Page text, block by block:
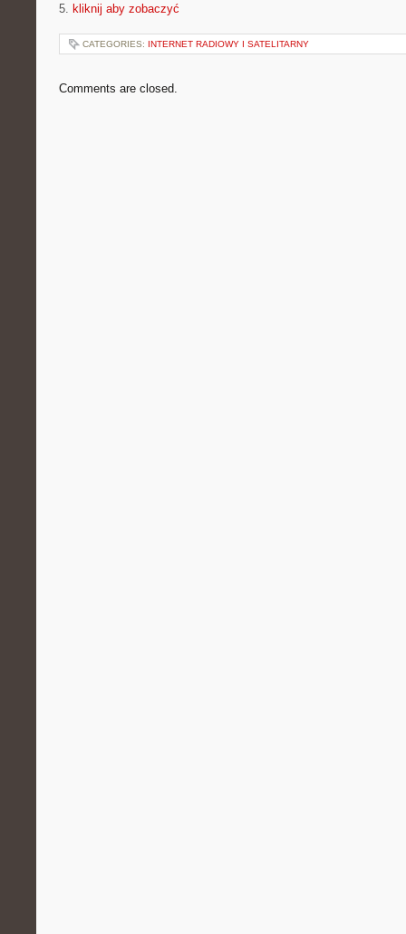
5. kliknij aby zobaczyć
CATEGORIES: INTERNET RADIOWY I SATELITARNY
Comments are closed.